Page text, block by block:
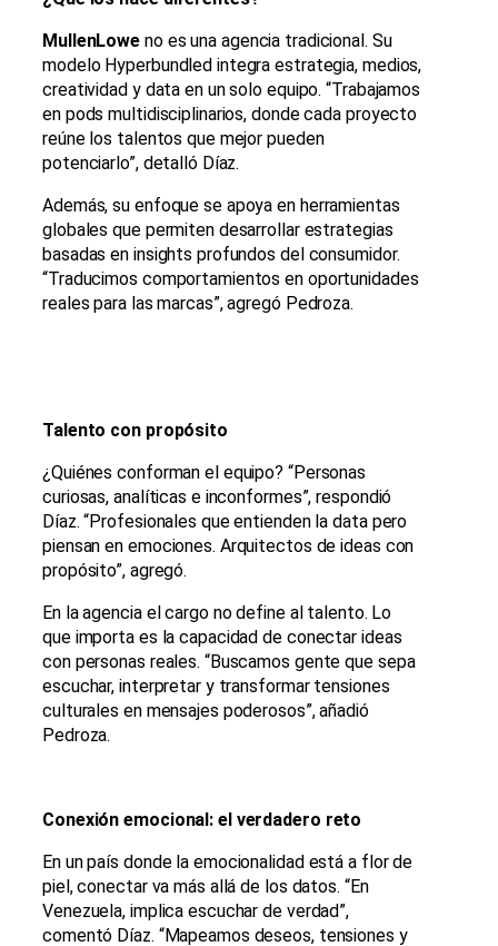
MullenLowe no es una agencia tradicional. Su
modelo Hyperbundled integra estrategia, medios,
creatividad y data en un solo equipo. “Trabajamos
en pods multidisciplinarios, donde cada proyecto
reúne los talentos que mejor pueden
potenciarlo”, detalló Díaz.
Además, su enfoque se apoya en herramientas
globales que permiten desarrollar estrategias
basadas en insights profundos del consumidor.
“Traducimos comportamientos en oportunidades
reales para las marcas”, agregó Pedroza.
Talento con propósito
¿Quiénes conforman el equipo? “Personas
curiosas, analíticas e inconformes”, respondió
Díaz. “Profesionales que entienden la data pero
piensan en emociones. Arquitectos de ideas con
propósito”, agregó.
En la agencia el cargo no define al talento. Lo
que importa es la capacidad de conectar ideas
con personas reales. “Buscamos gente que sepa
escuchar, interpretar y transformar tensiones
culturales en mensajes poderosos”, añadió
Pedroza.
Conexión emocional: el verdadero reto
En un país donde la emocionalidad está a flor de
piel, conectar va más allá de los datos. “En
Venezuela, implica escuchar de verdad”,
comentó Díaz. “Mapeamos deseos, tensiones y